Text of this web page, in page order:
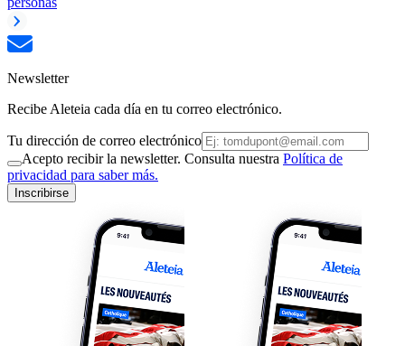
Newsletter
Recibe Aleteia cada día en tu correo electrónico.
Tu dirección de correo electrónico
Acepto recibir la newsletter. Consulta nuestra Política de
privacidad para saber más.
Inscribirse